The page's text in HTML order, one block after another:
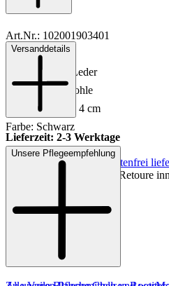
Art.Nr.: 102001903401
Material: Leder
Innenmaterial: Leder
Sohle: Gummisohle
Absatzhöhe: ca. 4 cm
Farbe: Schwarz
MADE IN EUROPE
Versanddetails
Lieferzeit: 2-3 Werktage
Keine Versandkosten:
kostenfrei
Einfache und Kostenlose Retoure
Unsere Pflegeempfehlung